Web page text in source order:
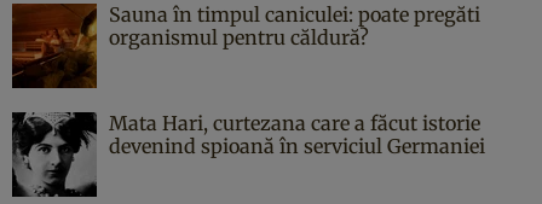
Sauna în timpul caniculei: poate pregăti
organismul pentru căldură?
Mata Hari, curtezana care a făcut istorie
devenind spioană în serviciul Germaniei